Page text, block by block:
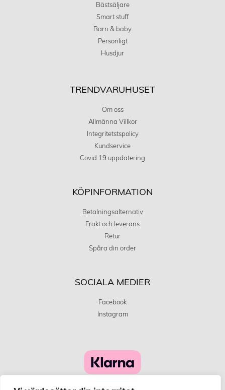
Bästsäljare
Smart stuff
Barn & baby
Personligt
Husdjur
TRENDVARUHUSET
Om oss
Allmänna Villkor
Integritetstspolicy
Kundservice
Covid 19 uppdatering
KÖPINFORMATION
Betalningsalternativ
Frakt och leverans
Retur
Spåra din order
SOCIALA MEDIER
Facebook
Instagram